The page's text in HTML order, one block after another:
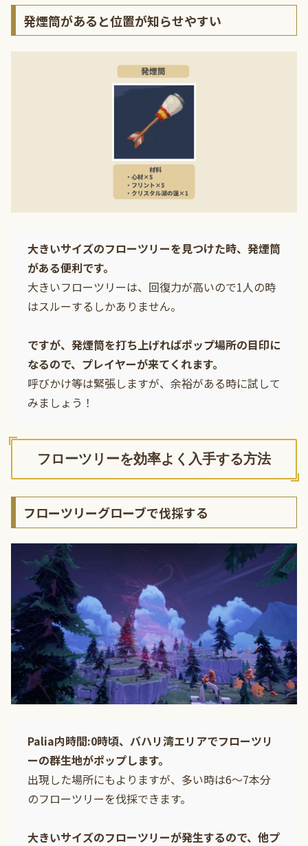
発煙筒があると位置が知らせやすい
大きいサイズのフローツリーを見つけた時、発煙筒
がある便利です。
大きいフローツリーは、回復力が高いので1人の時
はスルーするしかありません。
ですが、発煙筒を打ち上げればポップ場所の目印に
なるので、プレイヤーが来てくれます。
呼びかけ等は緊張しますが、余裕がある時に試して
みましょう！
フローツリーを効率よく入手する方法
フローツリーグローブで伐採する
Palia内時間:0時頃、バハリ湾エリアでフローツリ
ーの群生地がポップします。
出現した場所にもよりますが、多い時は6～7本分
のフローツリーを伐採できます。
大きいサイズのフローツリーが発生するので、他プ